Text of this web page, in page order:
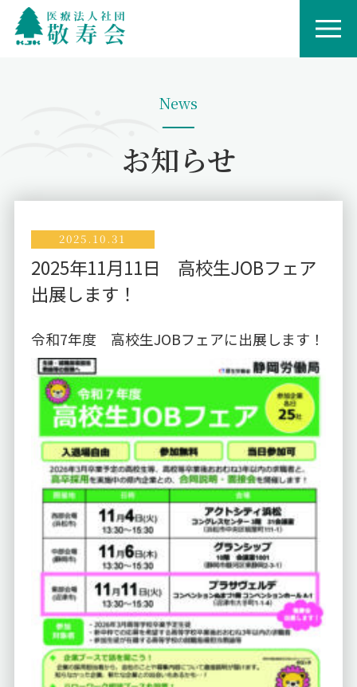
News
お知らせ
2025.10.31
2025年11月11日 高校生JOBフェア
出展します！
令和7年度 高校生JOBフェアに出展します！